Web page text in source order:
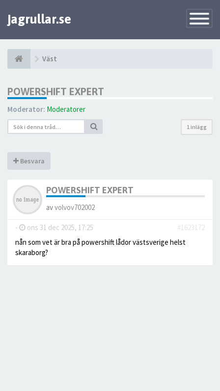
Toggle
jagrullar.se
Väst
POWERSHIFT EXPERT
Moderator: Moderatorer
1 inlägg
Besvara
POWERSHIFT EXPERT
avvolvov702002
- ons 31 dec 2025, 17:25
#1623172
nån som vet är bra på powershift lådor västsverige helst
skaraborg?